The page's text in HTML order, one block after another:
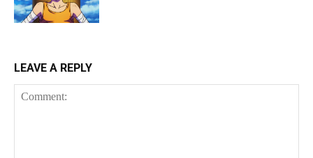
LEAVE A REPLY